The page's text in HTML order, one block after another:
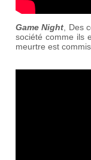
Game Night , Des
société comme ils
meurtre est